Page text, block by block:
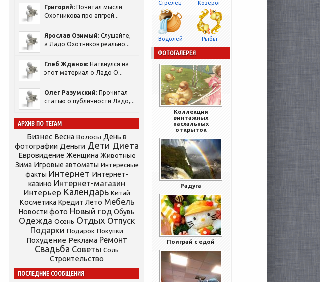
Григорий: Почитал мысли
Охотникова про апгрей...
Ярослав Озимый: Слушайте,
а Ладо Охотников реально...
Глеб Жданов: Наткнулся на
этот материал о Ладо О...
Олег Разумский: Прочитал
статью о публичности Ладо,...
АРХИВ ПО ТЕГАМ
Бизнес Весна Волосы День в
фотографии Деньги Дети Диета
Евровидение Женщина Животные
Зима Игровые автоматы Интересные
факты Интернет Интернет-
казино Интернет-магазин
Интерьер Календарь Китай
Косметика Кредит Лето Мебель
Новости фото Новый год Обувь
Одежда Осень Отдых Отпуск
Подарки Подарок Покупки
Похудение Реклама Ремонт
Свадьба Советы Соль
Строительство
ПОСЛЕДНИЕ СООБЩЕНИЯ
Стрелец Козерог
Водолей Рыбы
ФОТОГАЛЕРЕЯ
Коллекция
винтажных
пасхальных
открыток
Радуга
Поиграй с едой